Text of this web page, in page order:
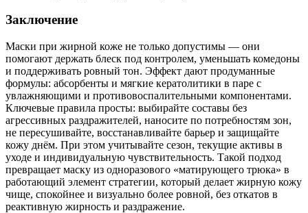
Заключение
Маски при жирной коже не только допустимы — они
помогают держать блеск под контролем, уменьшать комедоны
и поддерживать ровный тон. Эффект дают продуманные
формулы: абсорбенты и мягкие кератолитики в паре с
увлажняющими и противовоспалительными компонентами.
Ключевые правила просты: выбирайте составы без
агрессивных раздражителей, наносите по потребностям зон,
не пересушивайте, восстанавливайте барьер и защищайте
кожу днём. При этом учитывайте сезон, текущие активы в
уходе и индивидуальную чувствительность. Такой подход
превращает маску из одноразового «матирующего трюка» в
работающий элемент стратегии, который делает жирную кожу
чище, спокойнее и визуально более ровной, без откатов в
реактивную жирность и раздражение.